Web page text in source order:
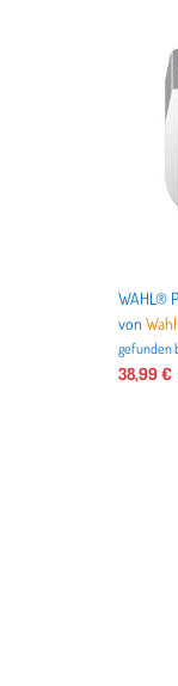
vonWahl
gefunden
38,99 €